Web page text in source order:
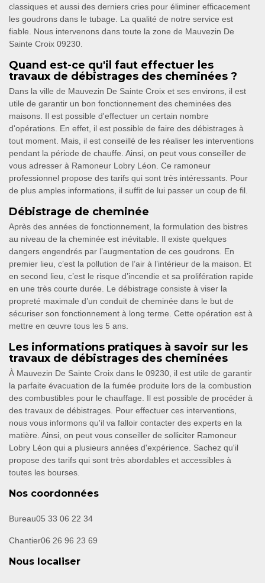
classiques et aussi des derniers cries pour éliminer efficacement
les goudrons dans le tubage. La qualité de notre service est
fiable. Nous intervenons dans toute la zone de Mauvezin De
Sainte Croix 09230.
Quand est-ce qu'il faut effectuer les
travaux de débistrages des cheminées ?
Dans la ville de Mauvezin De Sainte Croix et ses environs, il est
utile de garantir un bon fonctionnement des cheminées des
maisons. Il est possible d'effectuer un certain nombre
d'opérations. En effet, il est possible de faire des débistrages à
tout moment. Mais, il est conseillé de les réaliser les interventions
pendant la période de chauffe. Ainsi, on peut vous conseiller de
vous adresser à Ramoneur Lobry Léon. Ce ramoneur
professionnel propose des tarifs qui sont très intéressants. Pour
de plus amples informations, il suffit de lui passer un coup de fil.
Débistrage de cheminée
Après des années de fonctionnement, la formulation des bistres
au niveau de la cheminée est inévitable. Il existe quelques
dangers engendrés par l’augmentation de ces goudrons. En
premier lieu, c’est la pollution de l’air à l’intérieur de la maison. Et
en second lieu, c’est le risque d’incendie et sa prolifération rapide
en une très courte durée. Le débistrage consiste à viser la
propreté maximale d’un conduit de cheminée dans le but de
sécuriser son fonctionnement à long terme. Cette opération est à
mettre en œuvre tous les 5 ans.
Les informations pratiques à savoir sur les
travaux de débistrages des cheminées
À Mauvezin De Sainte Croix dans le 09230, il est utile de garantir
la parfaite évacuation de la fumée produite lors de la combustion
des combustibles pour le chauffage. Il est possible de procéder à
des travaux de débistrages. Pour effectuer ces interventions,
nous vous informons qu'il va falloir contacter des experts en la
matière. Ainsi, on peut vous conseiller de solliciter Ramoneur
Lobry Léon qui a plusieurs années d'expérience. Sachez qu'il
propose des tarifs qui sont très abordables et accessibles à
toutes les bourses.
Nos coordonnées
Bureau05 33 06 22 34
Chantier06 26 96 23 69
Nous localiser